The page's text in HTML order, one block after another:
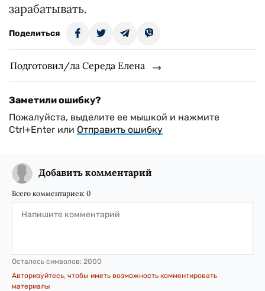
зарабатывать.
Поделиться
Подготовил/ла Середа Елена
Заметили ошибку?
Пожалуйста, выделите ее мышкой и нажмите
Ctrl+Enter или Отправить ошибку
Добавить комментарий
Всего комментариев: 0
Осталось символов: 2000
Авторизуйтесь, чтобы иметь возможность комментировать
материалы